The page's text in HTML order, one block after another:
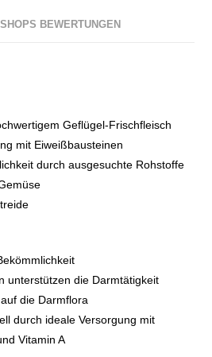
BEWERTUNGEN
Geflügel-Frischfleisch
mit Eiweißbausteinen
durch ausgesuchte Rohstoffe
unterstützen die Darmtätigkeit
die Darmflora
durch ideale Versorgung mit
Vitamin A